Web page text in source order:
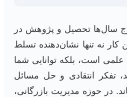
سال‌ها تحصیل و پژوهش در
نه تنها نشان‌دهنده تسلط
است، بلکه توانایی شما
تفکر انتقادی و حل مسائل
در حوزه مدیریت بازرگانی،